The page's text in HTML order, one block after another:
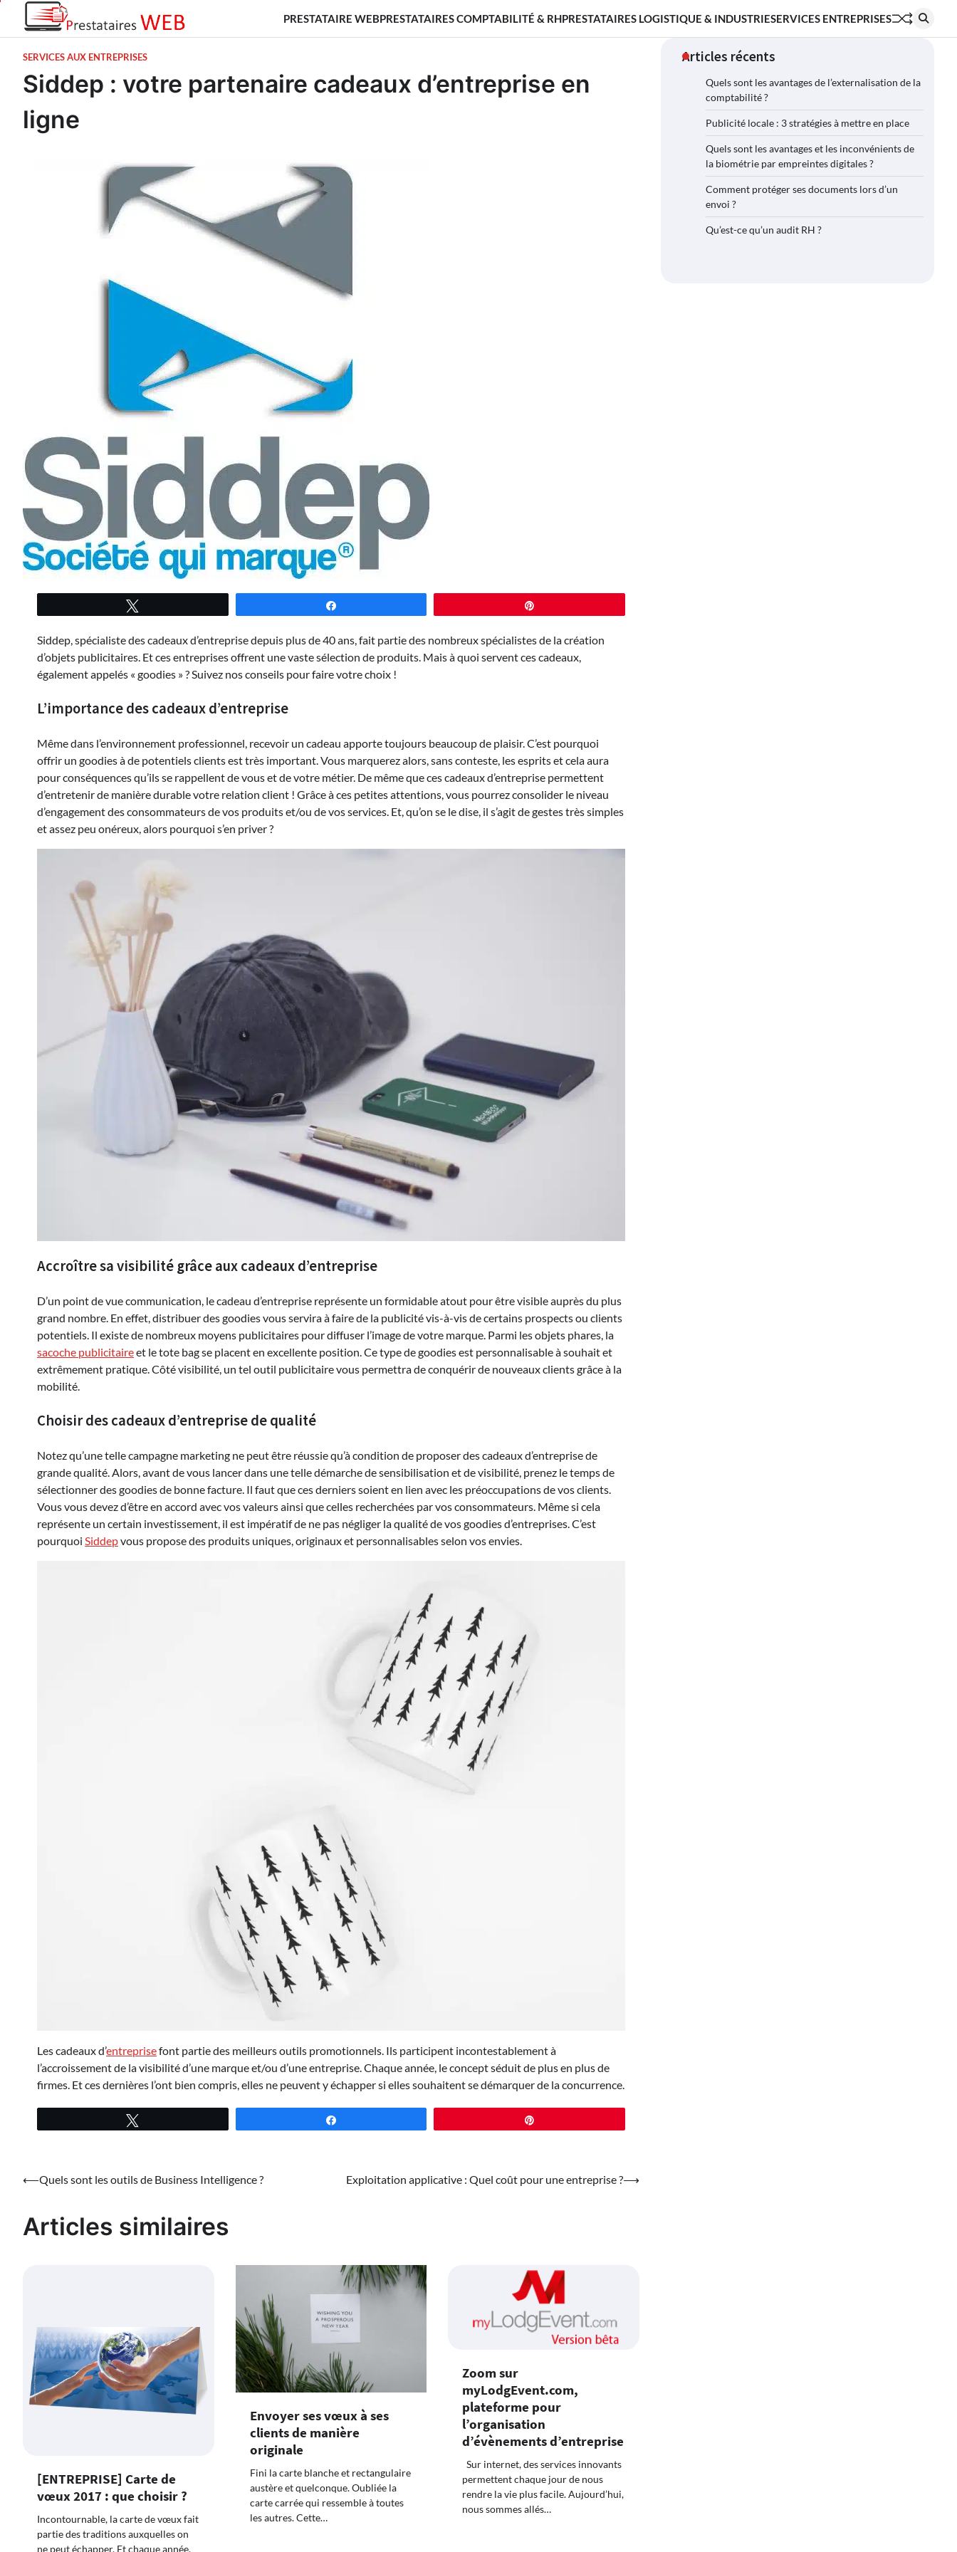
content
PRESTATAIRE WEBPRESTATAIRES COMPTABILITÉ & RHPRESTATAIRES LOGISTIQUE & INDUSTRIESERVICES ENTREPRISES
SERVICES AUX ENTREPRISES
Siddep : votre partenaire cadeaux d’entreprise en
ligne
Siddep, spécialiste des cadeaux d’entreprise depuis plus de 40 ans, fait partie des nombreux spécialistes de la création
d’objets publicitaires. Et ces entreprises offrent une vaste sélection de produits. Mais à quoi servent ces cadeaux,
également appelés « goodies » ? Suivez nos conseils pour faire votre choix !
L’importance des cadeaux d’entreprise
Même dans l’environnement professionnel, recevoir un cadeau apporte toujours beaucoup de plaisir. C’est pourquoi
offrir un goodies à de potentiels clients est très important. Vous marquerez alors, sans conteste, les esprits et cela aura
pour conséquences qu’ils se rappellent de vous et de votre métier. De même que ces cadeaux d’entreprise permettent
d’entretenir de manière durable votre relation client ! Grâce à ces petites attentions, vous pourrez consolider le niveau
d’engagement des consommateurs de vos produits et/ou de vos services. Et, qu’on se le dise, il s’agit de gestes très simples
et assez peu onéreux, alors pourquoi s’en priver ?
Accroître sa visibilité grâce aux cadeaux d’entreprise
D’un point de vue communication, le cadeau d’entreprise représente un formidable atout pour être visible auprès du plus
grand nombre. En effet, distribuer des goodies vous servira à faire de la publicité vis-à-vis de certains prospects ou clients
potentiels. Il existe de nombreux moyens publicitaires pour diffuser l’image de votre marque. Parmi les objets phares, la
sacoche publicitaireet le tote bag se placent en excellente position. Ce type de goodies est personnalisable à souhait et
extrêmement pratique. Côté visibilité, un tel outil publicitaire vous permettra de conquérir de nouveaux clients grâce à la
mobilité.
Choisir des cadeaux d’entreprise de qualité
Notez qu’une telle campagne marketing ne peut être réussie qu’à condition de proposer des cadeaux d’entreprise de
grande qualité. Alors, avant de vous lancer dans une telle démarche de sensibilisation et de visibilité, prenez le temps de
sélectionner des goodies de bonne facture. Il faut que ces derniers soient en lien avec les préoccupations de vos clients.
Vous vous devez d’être en accord avec vos valeurs ainsi que celles recherchées par vos consommateurs. Même si cela
représente un certain investissement, il est impératif de ne pas négliger la qualité de vos goodies d’entreprises. C’est
pourquoi Siddepvous propose des produits uniques, originaux et personnalisables selon vos envies.
Les cadeaux d’entreprisefont partie des meilleurs outils promotionnels. Ils participent incontestablement à
l’accroissement de la visibilité d’une marque et/ou d’une entreprise. Chaque année, le concept séduit de plus en plus de
firmes. Et ces dernières l’ont bien compris, elles ne peuvent y échapper si elles souhaitent se démarquer de la concurrence.
Navigation
l’article
⟵Quels sont les outils de Business Intelligence ? Exploitation applicative : Quel coût pour une entreprise ?⟶
Articles similaires
[ENTREPRISE] Carte de
vœux 2017 : que choisir ?
Incontournable, la carte de vœux fait
partie des traditions auxquelles on
ne peut échapper. Et chaque année,
Envoyer ses vœux à ses
clients de manière
originale
Fini la carte blanche et rectangulaire
austère et quelconque. Oubliée la
carte carrée qui ressemble à toutes
les autres. Cette…
Zoom sur
myLodgEvent.com,
plateforme pour
l’organisation
d’évènements d’entreprise
Sur internet, des services innovants
permettent chaque jour de nous
rendre la vie plus facile. Aujourd’hui,
nous sommes allés…
Articles récents
Quels sont les avantages de l’externalisation de la
comptabilité ?
Publicité locale : 3 stratégies à mettre en place
Quels sont les avantages et les inconvénients de
la biométrie par empreintes digitales ?
Comment protéger ses documents lors d’un
envoi ?
Qu’est-ce qu’un audit RH ?